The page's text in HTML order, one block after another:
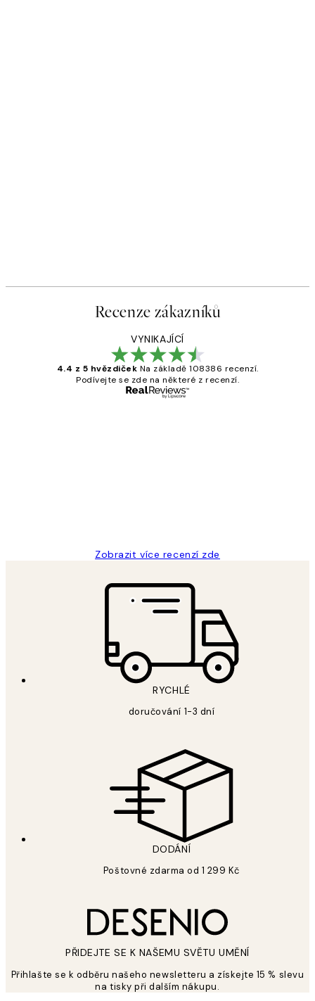
Recenze zákazníků
VYNIKAJÍCÍ
4.4 z 5 hvězdiček Na základě 108386 recenzí.
Podívejte se zde na některé z recenzí.
Zobrazit více recenzí zde
RYCHLÉ
doručování 1-3 dní
DODÁNÍ
Poštovné zdarma od 1 299 Kč
PŘIDEJTE SE K NAŠEMU SVĚTU UMĚNÍ
Přihlašte se k odběru našeho newsletteru a získejte 15 % slevu
na tisky při dalším nákupu.